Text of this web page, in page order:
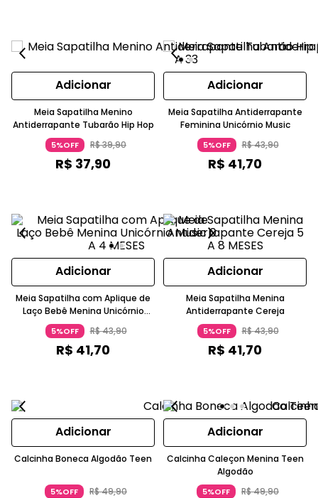
Adicionar
Meia Sapatilha Menino
Antiderrapante Tubarão Hip Hop
5%OFF R$39,90
R$ 37,90
Adicionar
Meia Sapatilha Antiderrapante
Feminina Unicórnio Music
5%OFF R$43,90
R$ 41,70
Adicionar
Meia Sapatilha com Aplique de
Laço Bebê Menina Unicórnio
Music
5%OFF R$43,90
R$ 41,70
Adicionar
Meia Sapatilha Menina
Antiderrapante Cereja
5%OFF R$43,90
R$ 41,70
Adicionar
Calcinha Boneca Algodão Teen
5%OFF R$49,90
Adicionar
Calcinha Caleçon Menina Teen
Algodão
5%OFF R$49,90